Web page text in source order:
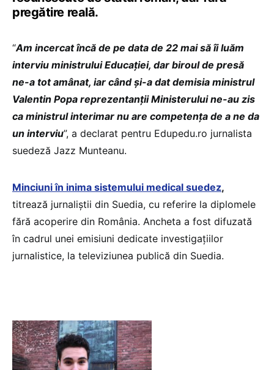
pregătire reală.
“Am incercat încă de pe data de 22 mai să îi luăm
interviu ministrului Educației, dar biroul de presă
ne-a tot amânat, iar când și-a dat demisia ministrul
Valentin Popa reprezentanții Ministerului ne-au zis
ca ministrul interimar nu are competența de a ne da
un interviu”, a declarat pentru Edupedu.ro jurnalista
suedeză Jazz Munteanu.
Minciuni în inima sistemului medical suedez,
titrează jurnaliștii din Suedia, cu referire la diplomele
fără acoperire din România. Ancheta a fost difuzată
în cadrul unei emisiuni dedicate investigațiilor
jurnalistice, la televiziunea publică din Suedia.